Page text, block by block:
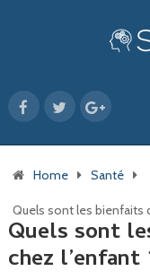
Home Santé
Quels sont les bienfaits
Quels sont
chez l’enfant